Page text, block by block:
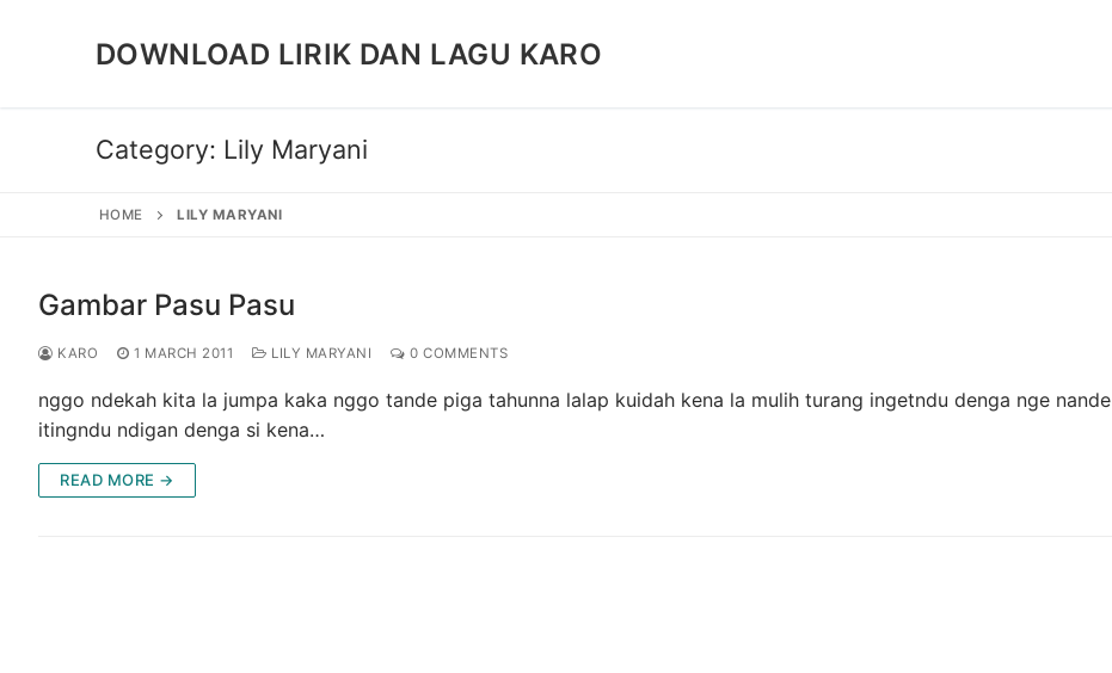
DOWNLOAD LIRIK DAN LAGU KARO
Category: Lily Maryani
HOME LILY MARYANI
Gambar Pasu Pasu
KARO 1 MARCH 2011 LILY MARYANI 0 COMMENTS
nggo ndekah kita la jumpa kaka nggo tande piga tahunna lalap kuidah kena la mulih turang ingetndu denga nge nande
itingndu ndigan denga si kena…
READ MORE →